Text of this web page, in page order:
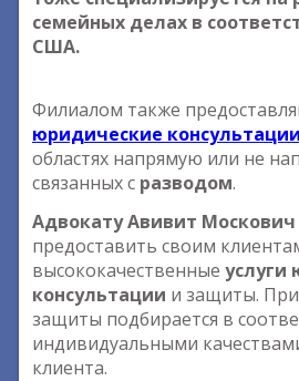
семейных делах в
США.
Филиалом также
юридические консультации
областях напрямую или не
связанных с разводом.
Адвокату Авивит Москович
предоставить своим
высококачественные услуги
консультации и защиты.
защиты подбирается в
индивидуальными
клиента.